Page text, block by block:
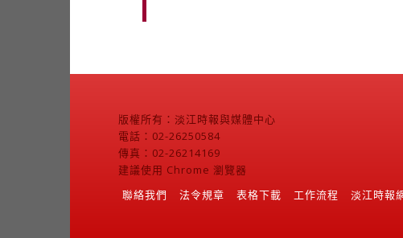
版權所有：淡江時報與媒體中心
電話：02-26250584
傳真：02-26214169
建議使用 Chrome 瀏覽器
聯絡我們
法令規章 表格下載 工作流程 淡江時報